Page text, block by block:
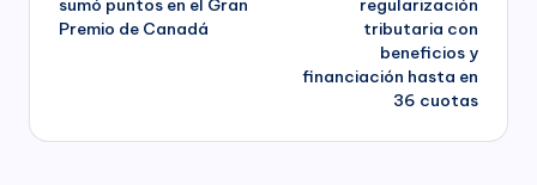
sumó puntos en el Gran
Premio de Canadá
regularización
tributaria con
beneficios y
financiación hasta en
36 cuotas